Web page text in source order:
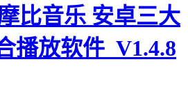
比音乐 安卓三大
播放软件_V1.4.8